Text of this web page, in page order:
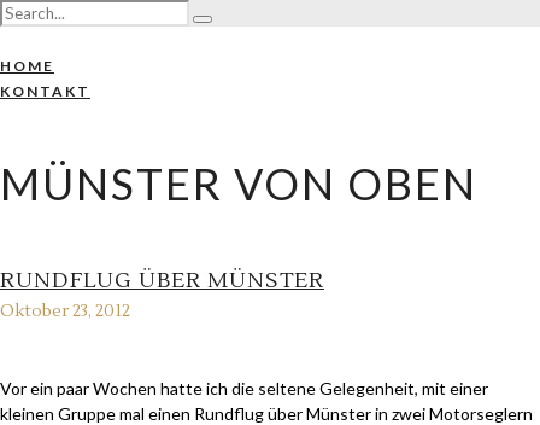
HOME
KONTAKT
MÜNSTER VON OBEN
RUNDFLUG ÜBER MÜNSTER
Oktober 23, 2012
Vor ein paar Wochen hatte ich die seltene Gelegenheit, mit einer
kleinen Gruppe mal einen Rundflug über Münster in zwei Motorseglern